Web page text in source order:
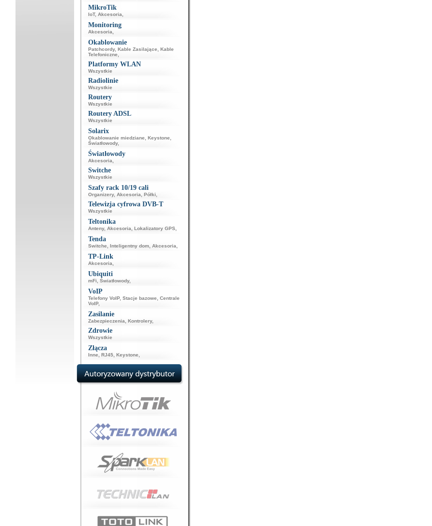
MikroTik
IoT, Akcesoria
Monitoring
Akcesoria
Okablowanie
Patchcordy, Kable Zasilające
Kable
Telefoniczne
Platformy WLAN
Wszystkie
Radiolinie
Wszystkie
Routery
Wszystkie
Routery ADSL
Wszystkie
Solarix
Okablowanie miedziane Keystone
Światłowody,
Światłowody
Akcesoria
Switche
Wszystkie
Szafy rack 10/19 cali
Organizery, Akcesoria Półki
Telewizja cyfrowa DVB-T
Wszystkie
Teltonika
Anteny, Akcesoria Lokalizatory GPS,
Tenda
Switche Inteligentny dom, Akcesoria
TP-Link
Akcesoria
Ubiquiti
mFi Światłowody,
VoIP
Telefony VoIP, Stacje bazowe
Centrale
VoIP,
Zasilanie
Zabezpieczenia Kontrolery,
Zdrowie
Wszystkie
Złącza
Inne RJ45, Keystone